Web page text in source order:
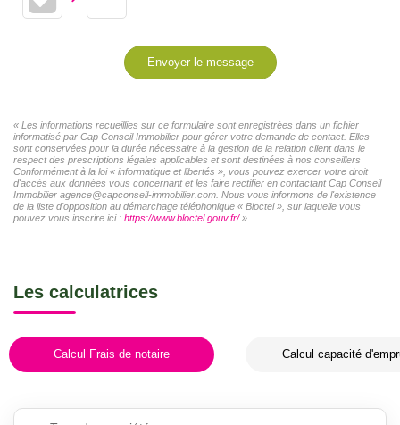
Envoyer le message
« Les informations recueillies sur ce formulaire sont enregistrées dans un fichier
informatisé par Cap Conseil Immobilier pour gérer votre demande de contact. Elles
sont conservées pour la durée nécessaire à la gestion de la relation client dans le
respect des prescriptions légales applicables et sont destinées à nos conseillers
Conformément à la loi « informatique et libertés », vous pouvez exercer votre droit
d'accès aux données vous concernant et les faire rectifier en contactant Cap Conseil
Immobilier agence@capconseil-immobilier.com. Nous vous informons de l'existence
de la liste d'opposition au démarchage téléphonique « Bloctel », sur laquelle vous
pouvez vous inscrire ici : https://www.bloctel.gouv.fr/»
Les calculatrices
Calcul Frais de notaire Calcul capacité